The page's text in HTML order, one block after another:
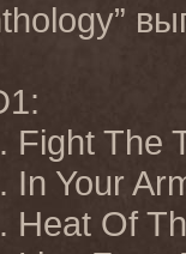
Fight The
In Your
Heat Of